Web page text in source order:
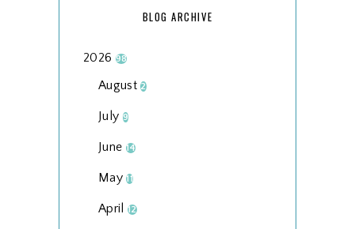
BLOG ARCHIVE
2026 98
August2
July 9
June 14
May11
April 12